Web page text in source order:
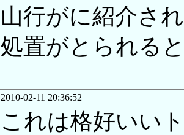
山行がに紹介さ
処置がとられる
2010-02-11 20:36:52
これは格好いい